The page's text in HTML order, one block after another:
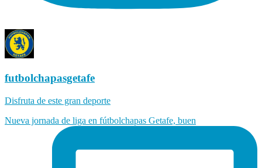
futbolchapasgetafe
Disfruta de este gran deporte
Nueva jornada de liga en fútbolchapas Getafe, buen